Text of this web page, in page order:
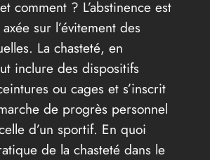
comment ? L’abstinence est
sur l’évitement des
La chasteté, en
inclure des dispositifs
ou cages et s’inscrit
de progrès personnel
d’un sportif. En quoi
de la chasteté dans le